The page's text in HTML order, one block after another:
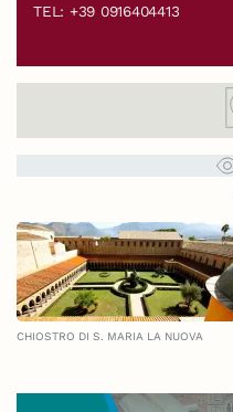
TEL: +39 0916404413
CHIOSTRO DI S. MARIA LA NUOVA